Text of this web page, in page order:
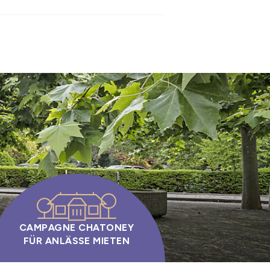
CAMPAGNE CHATONEY
FÜR ANLÄSSE MIETEN